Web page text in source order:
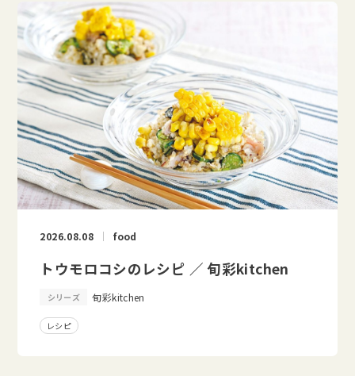
2026.08.08 food
トウモロコシのレシピ ／ 旬彩kitchen
シリーズ 旬彩kitchen
レシピ